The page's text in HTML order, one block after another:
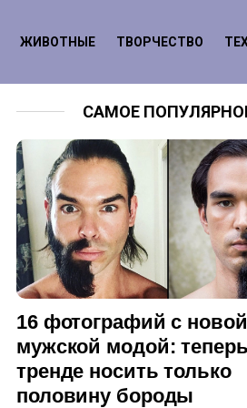
ЖИВОТНЫЕ ТВОРЧЕСТВО
САМОЕ
16 фотографий с новой
мужской модой:
тренде носить только
половину бороды